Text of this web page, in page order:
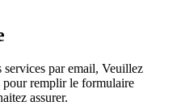
par email, Veuillez
pour remplir le formulaire
assurer.